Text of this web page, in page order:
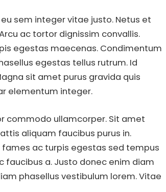
sem integer vitae justo. Netus et
ac tortor dignissim convallis.
egestas maecenas. Condimentum
egestas tellus rutrum. Id
sit amet purus gravida quis
elementum integer.
commodo ullamcorper. Sit amet
aliquam faucibus purus in.
ac turpis egestas sed tempus
faucibus a. Justo donec enim diam
phasellus vestibulum lorem. Vitae